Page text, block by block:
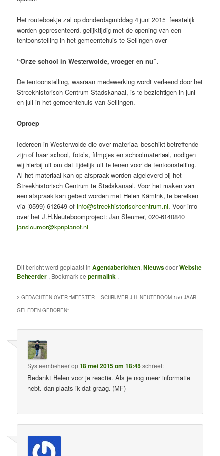
Het routeboekje zal op donderdagmiddag 4 juni 2015 feestelijk
worden gepresenteerd, gelijktijdig met de opening van een
tentoonstelling in het gemeentehuis te Sellingen over
“Onze school in Westerwolde, vroeger en nu”.
De tentoonstelling, waaraan medewerking wordt verleend door het
Streekhistorisch Centrum Stadskanaal, is te bezichtigen in juni
en juli in het gemeentehuis van Sellingen.
Oproep
Iedereen in Westerwolde die over materiaal beschikt betreffende
zijn of haar school, foto’s, filmpjes en schoolmateriaal, nodigen
wij hierbij uit om dat tijdelijk uit te lenen voor de tentoonstelling.
Al het materiaal kan op afspraak worden afgeleverd bij het
Streekhistorisch Centrum te Stadskanaal. Voor het maken van
een afspraak kan gebeld worden met Helen Kämink, te bereiken
via (0599) 612649 ofinfo@streekhistorischcentrum.nl. Voor info
over het J.H.Neuteboomproject: Jan Sleumer, 020-6140840
jansleumer@kpnplanet.nl
Dit bericht werd geplaatst inAgendaberichten,NieuwsdoorWebsite
Beheerder . Bookmark depermalink .
2 GEDACHTEN OVER “MEESTER – SCHRIJVER J.H. NEUTEBOOM 150 JAAR
GELEDEN GEBOREN”
Systeembeheerop18 mei 2015 om 18:46schreef:
Bedankt Helen voor je reactie. Als je nog meer informatie
hebt, dan plaats ik dat graag. (MF)